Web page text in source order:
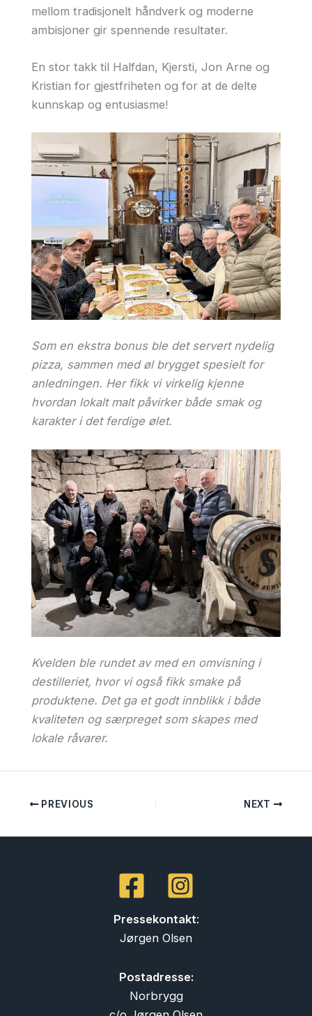
mellom tradisjonelt håndverk og moderne
ambisjoner gir spennende resultater.
En stor takk til Halfdan, Kjersti, Jon Arne og
Kristian for gjestfriheten og for at de delte
kunnskap og entusiasme!
Som en ekstra bonus ble det servert nydelig
pizza, sammen med øl brygget spesielt for
anledningen. Her fikk vi virkelig kjenne
hvordan lokalt malt påvirker både smak og
karakter i det ferdige ølet.
Kvelden ble rundet av med en omvisning i
destilleriet, hvor vi også fikk smake på
produktene. Det ga et godt innblikk i både
kvaliteten og særpreget som skapes med
lokale råvarer.
PREVIOUS NEXT
Pressekontakt:
Jørgen Olsen
Postadresse:
Norbrygg